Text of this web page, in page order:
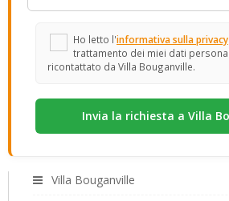
Ho letto l'informativa sulla privacy
trattamento dei miei dati
ricontattato da Villa Bouganville.
Villa Bouganville